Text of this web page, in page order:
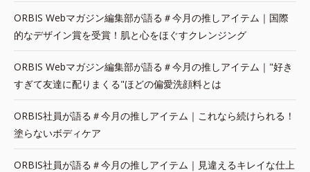
ORBIS Webマガジン編集部が語る＃今月の推しアイテム｜国際
的なデザイン賞を受賞！肌と心をほぐすクレンジング
ORBIS Webマガジン編集部が語る＃今月の推しアイテム｜"好き
すぎて友達に配りまくる"ほどの偏愛洗顔料とは
ORBIS社員が語る＃今月の推しアイテム｜これなら続けられる！
塗らないボディケア
ORBIS社員が語る＃今月の推しアイテム｜見違えるキレイな仕上